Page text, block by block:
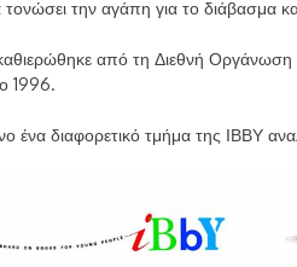
την αγάπη για το διάβασμα
από τη Διεθνή
1996.
ένα διαφορετικό τμήμα της ΙΒΒΥ